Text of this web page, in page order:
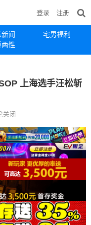
闻
宅男福利
性
登录 注册
上海选手汪松斩
关闭